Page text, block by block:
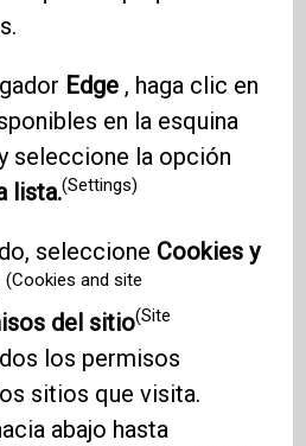
Edge , haga clic en
en la esquina
seleccione la opción
lista.(Settings)
seleccione Cookies y
(Cookies and site
del sitio(Site
los permisos
sitios que visita.
abajo hasta